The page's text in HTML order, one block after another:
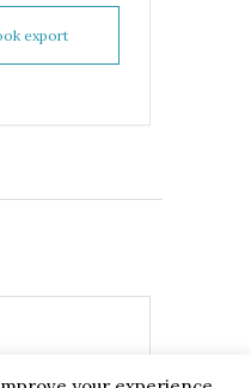
export